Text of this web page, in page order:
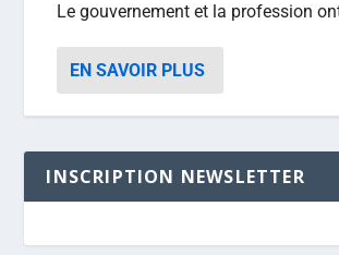
Le gouvernement et la profession
EN SAVOIR PLUS
INSCRIPTION NEWSLETTER